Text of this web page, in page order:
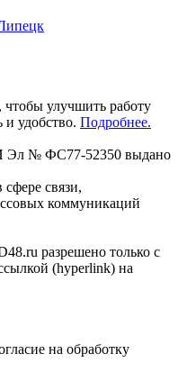
улучшить работу
и удобство. Подробнее.
Эл № ФС77-52350 выдано
связи,
коммуникаций
разрешено только с
(hyperlink) на
на обработку